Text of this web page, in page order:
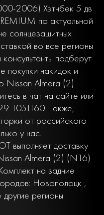
2006) Хэтчбек 5 дв
по актуальной
солнцезащитных
во все регионы
подберут
покупки накидок и
Nissan Almera (2)
в чат на сайте или
1051160. Также,
от российского
у нас.
выполняет доставку
Almera (2) (N16)
на задние
Новополоцк ,
регионы